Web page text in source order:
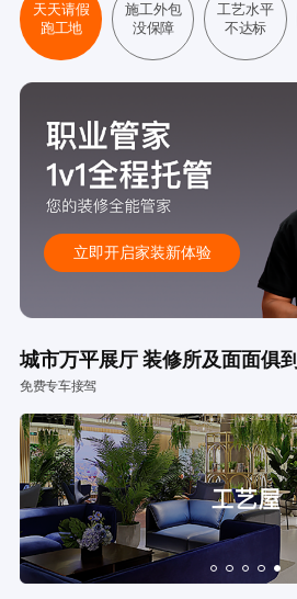
天天请假
跑工地
施工外包
没保障
工艺水平
不达标
立即开启家装新体验
城市万平展厅 装修所及面面俱到
免费专车接驾